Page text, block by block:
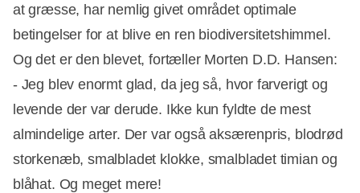
at græsse, har nemlig givet området optimale
betingelser for at blive en ren biodiversitetshimmel.
Og det er den blevet, fortæller Morten D.D. Hansen:
- Jeg blev enormt glad, da jeg så, hvor farverigt og
levende der var derude. Ikke kun fyldte de mest
almindelige arter. Der var også aksærenpris, blodrød
storkenæb, smalbladet klokke, smalbladet timian og
blåhat. Og meget mere!